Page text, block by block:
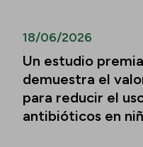
18/06/2026
Un estudio
demuestra el
para reducir el
antibióticos en